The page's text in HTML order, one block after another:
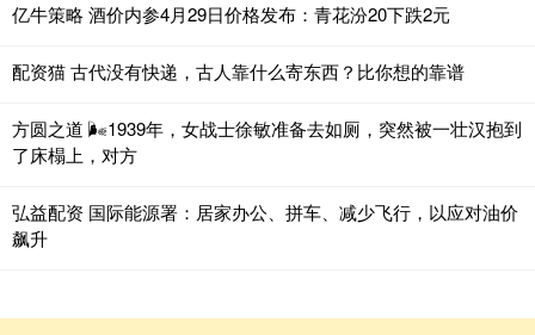
亿牛策略 酒价内参4月29日价格发布：青花汾20下跌2元
配资猫 古代没有快递，古人靠什么寄东西？比你想的靠谱
方圆之道 🌬1939年，女战士徐敏准备去如厕，突然被一壮汉抱到
了床榻上，对方
弘益配资 国际能源署：居家办公、拼车、减少飞行，以应对油价
飙升